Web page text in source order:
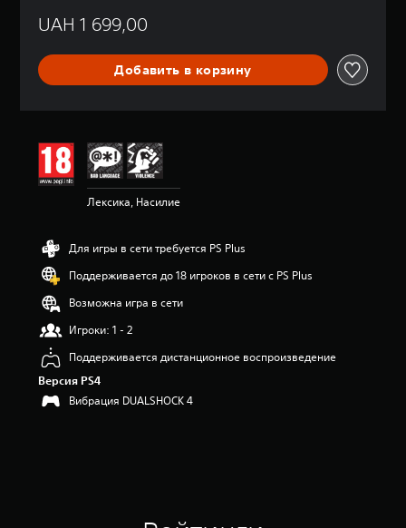
о
е
н
UAH 1 699,00
Добавить в корзину
Лексика, Насилие
Для игры в сети требуется PS Plus
Поддерживается до 18 игроков в сети с PS Plus
Возможна игра в сети
Игроки: 1 - 2
Поддерживается дистанционное воспроизведение
Версия PS4
Вибрация DUALSHOCK 4